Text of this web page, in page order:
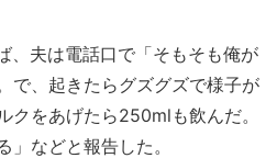
、夫は電話口で「そもそも俺が
で、起きたらグズグズで様子が
クをあげたら250mlも飲んだ。
」などと報告した。